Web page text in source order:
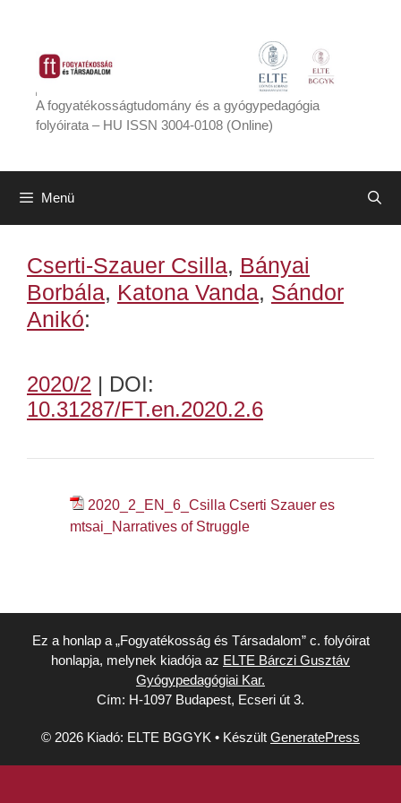
tartalomba
A fogyatékosságtudomány és a gyógypedagógia
folyóirata – HU ISSN 3004-0108 (Online)
Menü
Cserti-Szauer Csilla, Bányai
Borbála, Katona Vanda, Sándor
Anikó:
2020/2 | DOI:
10.31287/FT.en.2020.2.6
2020_2_EN_6_Csilla Cserti Szauer es
mtsai_Narratives of Struggle
Ez a honlap a „Fogyatékosság és Társadalom” c. folyóirat
honlapja, melynek kiadója az ELTE Bárczi Gusztáv
Gyógypedagógiai Kar.
Cím: H-1097 Budapest, Ecseri út 3.
© 2026 Kiadó: ELTE BGGYK • Készült GeneratePress